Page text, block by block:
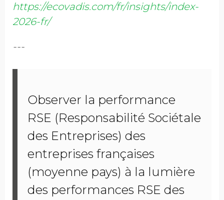
https://ecovadis.com/fr/insights/index-
2026-fr/
---
Observer la performance
RSE (Responsabilité Sociétale
des Entreprises) des
entreprises françaises
(moyenne pays) à la lumière
des performances RSE des